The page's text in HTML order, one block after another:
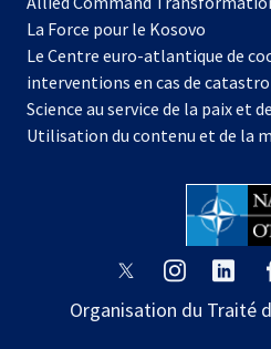
La Force pour le Kosovo
dans
un
nouvel
onglet
Le Centre euro-atlantique de
interventions en cas de
Science au service de la paix et
Utilisation du contenu et de la
s’ouvre
un
s’ouvre
un
un
Organisation du Traité